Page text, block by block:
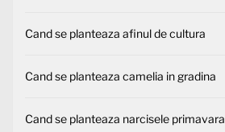
Cand se planteaza afinul de cultura
Cand se planteaza camelia in gradina
Cand se planteaza narcisele primavara